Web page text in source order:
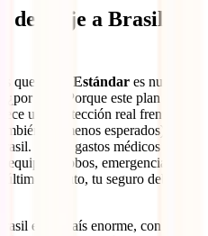
de viaje a Brasil de
que IATI Estándar es nuestra
qué? Porque este plan no se
una protección real frente a
los menos esperados) que
Desde gastos médicos en
equipaje, robos, emergencias en
último minuto, tu seguro debe ser
es un país enorme, con